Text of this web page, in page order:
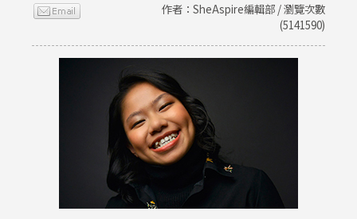
作者：SheAspire編輯部 / 瀏覽次數
(5141590)